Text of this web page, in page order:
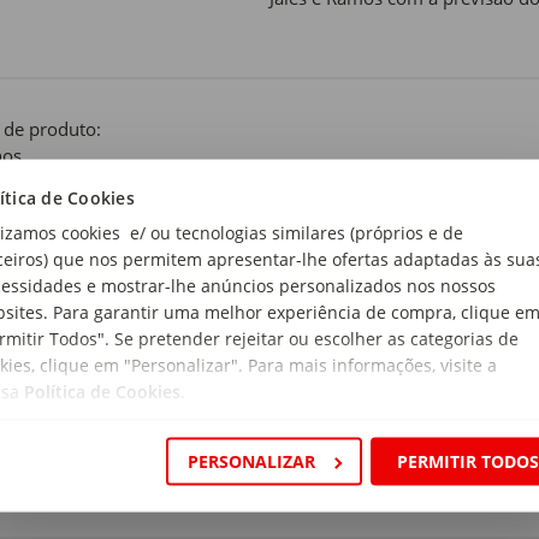
de Cookies
cookies e/ ou tecnologias similares (próprios e de
que nos permitem apresentar-lhe ofertas adaptadas às
e mostrar-lhe anúncios personalizados nos nossos
Para garantir uma melhor experiência de compra, clique em
Todos". Se pretender rejeitar ou escolher as categorias de
clique em "Personalizar". Para mais informações, visite a
Política de Cookies
PERSONALIZAR PERMITIR TODOS
produto:
100% Algodão. Enchimento: 100% poliéster (espuma de
80cm (+/-2 cm - total); 33 x 75cm (interior)